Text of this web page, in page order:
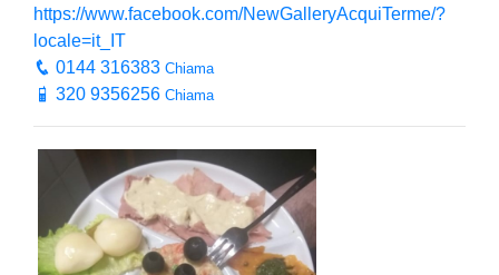
https://www.facebook.com/NewGalleryAcquiTerme/?
locale=it_IT
0144 316383 Chiama
320 9356256 Chiama